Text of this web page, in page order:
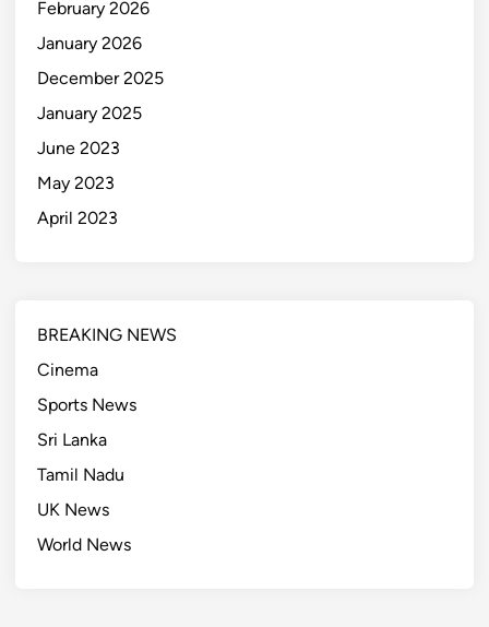
February 2026
January 2026
December 2025
January 2025
June 2023
May 2023
April 2023
BREAKING NEWS
Cinema
Sports News
Sri Lanka
Tamil Nadu
UK News
World News